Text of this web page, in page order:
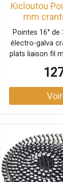
Kicloutou
mm
rouleaux
Pointes 16°
électro-galva
plats liaison fil